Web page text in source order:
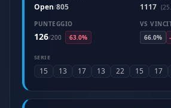
Open/805 1117
PUNTEGGIO
126/200 63.0%
VS
66.0%
SERIE
15 13 17 13 22 15 17